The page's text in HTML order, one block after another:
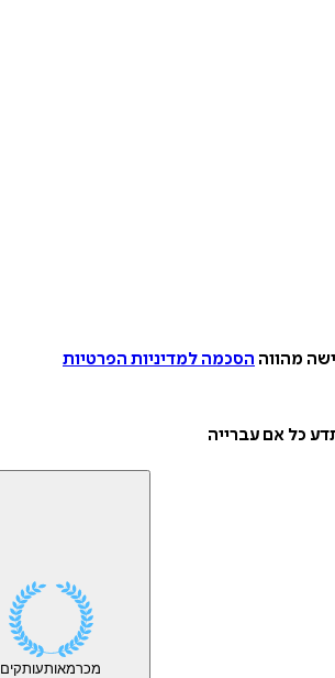
מהווה הסכמה למדיניות הפרטיות
כל אם עברייה
מכרמאותעותקים